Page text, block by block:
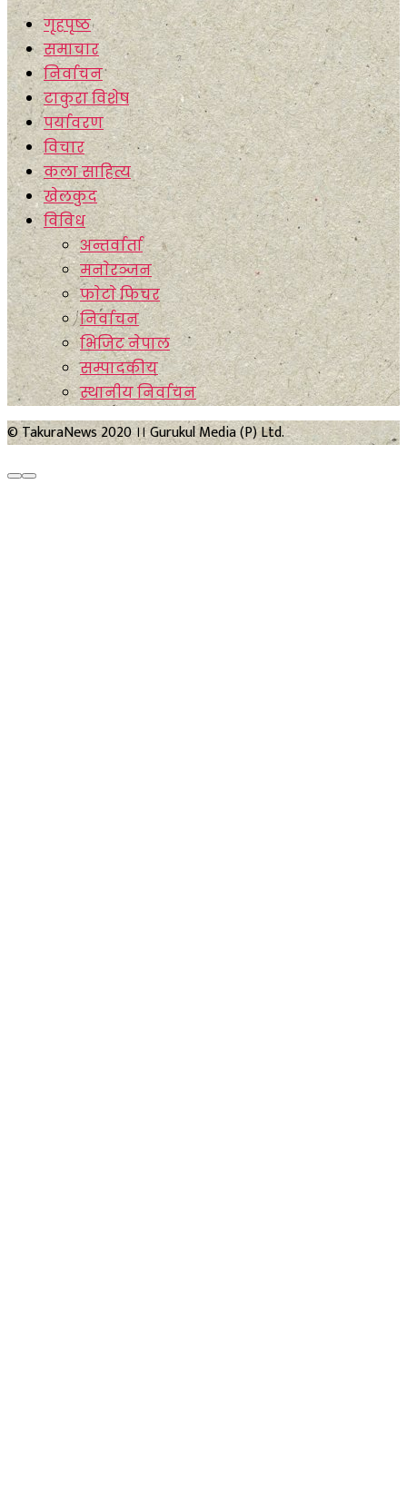
गृहपृष्ठ
समाचार
निर्वाचन
टाकुरा विशेष
पर्यावरण
विचार
कला साहित्य
खेलकुद
विविध
अन्तर्वार्ता
मनाेरञ्जन
फाेटाे फिचर
निर्वाचन
भिजिट नेपाल
सम्पादकीय
स्थानीय निर्वाचन
© TakuraNews 2020 ।। Gurukul Media (P) Ltd.